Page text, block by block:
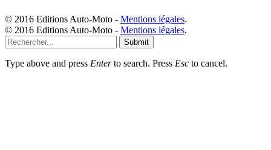
© 2016 Editions Auto-Moto - Mentions légales.
© 2016 Editions Auto-Moto - Mentions légales.
Submit
Type above and press Enterto search. Press Esc to cancel.